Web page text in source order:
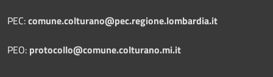
PEC:comune.colturano@pec.regione.lombardia.it
PEO: protocollo@comune.colturano.mi.it